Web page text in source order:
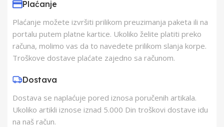
Proizvođač Somogyi Elektronic
Zemlja Porekla
Zemlja Uvoza
Barkod 5998312737064
Plaćanje
Plaćanje možete izvršiti prilikom preuzimanja paketa ili na
portalu putem platne kartice. Ukoliko želite platiti preko
računa, molimo vas da to navedete prilikom slanja korpe.
Troškove dostave plaćate zajedno sa računom.
Dostava
Dostava se naplaćuje pored iznosa poručenih artikala.
Ukoliko artikli iznose iznad 5.000 Din troškovi dostave idu
na naš račun.